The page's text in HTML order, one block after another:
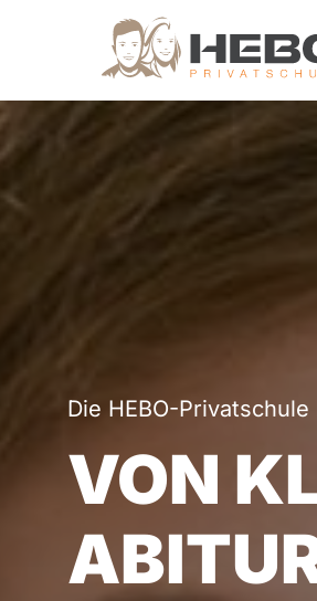
Die HEBO-
VON